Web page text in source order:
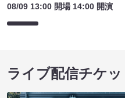
08/09 13:00 開場 14:00 開演
ライブ配信チケッ